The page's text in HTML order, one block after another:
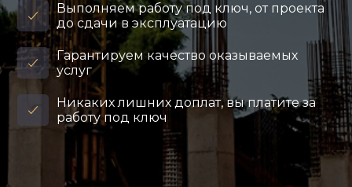
Выполняем работу под ключ, от проекта
до сдачи в эксплуатацию
Гарантируем качество оказываемых
услуг
Никаких лишних доплат, вы платите за
работу под ключ